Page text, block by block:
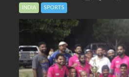
INDIA SPORTS